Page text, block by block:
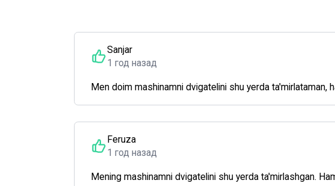
Sanjar
1 год назад
Men doim mashinamni dvigatelini shu yerda ta'mirlataman,
Feruza
1 год назад
Mening mashinamni dvigatelini shu yerda ta'mirlashgan.